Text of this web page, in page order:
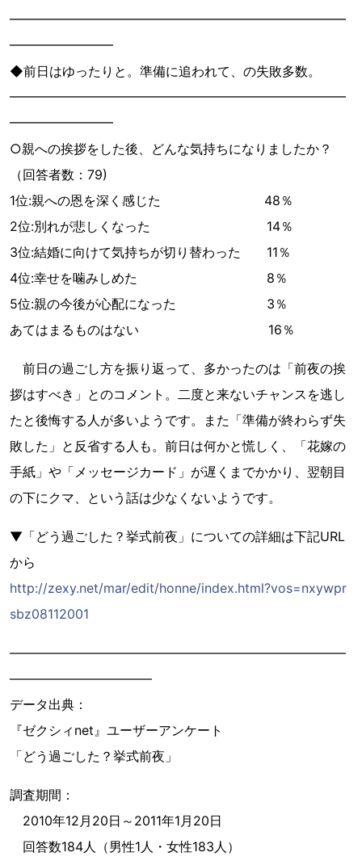
━━━━━━━━━━━━━━━━━━━━━━━━━━
━━━━━━━━
◆前日はゆったりと。準備に追われて、の失敗多数。
━━━━━━━━━━━━━━━━━━━━━━━━━━
━━━━━━━━
○親への挨拶をした後、どんな気持ちになりましたか？
（回答者数：79)
1位:親への恩を深く感じた 48％
2位:別れが悲しくなった 14％
3位:結婚に向けて気持ちが切り替わった 11％
4位:幸せを噛みしめた 8％
5位:親の今後が心配になった 3％
あてはまるものはない 16％
前日の過ごし方を振り返って、多かったのは「前夜の挨
拶はすべき」とのコメント。二度と来ないチャンスを逃し
たと後悔する人が多いようです。また「準備が終わらず失
敗した」と反省する人も。前日は何かと慌しく、「花嫁の
手紙」や「メッセージカード」が遅くまでかかり、翌朝目
の下にクマ、という話は少なくないようです。
▼「どう過ごした？挙式前夜」についての詳細は下記URL
から
http://zexy.net/mar/edit/honne/index.html?vos=nxywpr
sbz08112001
――――――――――――――――――――――――――
―――――――――――
データ出典：
『ゼクシィnet』ユーザーアンケート
「どう過ごした？挙式前夜」
調査期間：
2010年12月20日～2011年1月20日
回答数184人（男性1人・女性183人）